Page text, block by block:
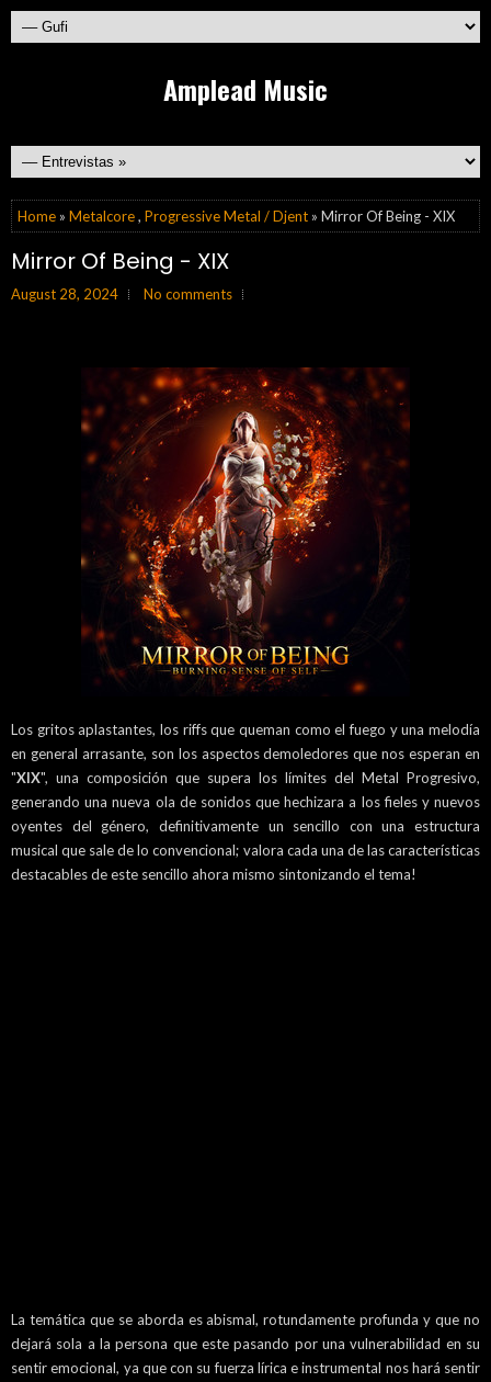
Amplead Music
Home » Metalcore, Progressive Metal / Djent » Mirror Of Being - XIX
Mirror Of Being - XIX
August 28, 2024 No comments
Los gritos aplastantes, los riffs que queman como el fuego y una melodía
en general arrasante, son los aspectos demoledores que nos esperan en
"XIX", una composición que supera los límites del Metal Progresivo,
generando una nueva ola de sonidos que hechizara a los fieles y nuevos
oyentes del género, definitivamente un sencillo con una estructura
musical que sale de lo convencional; valora cada una de las características
destacables de este sencillo ahora mismo sintonizando el tema!
La temática que se aborda es abismal, rotundamente profunda y que no
dejará sola a la persona que este pasando por una vulnerabilidad en su
sentir emocional, ya que con su fuerza lírica e instrumental nos hará sentir